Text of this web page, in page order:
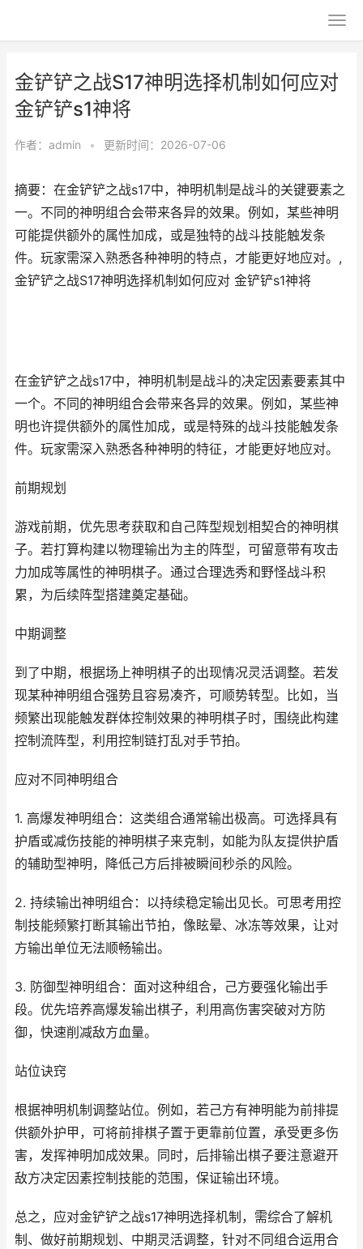
金铲铲之战S17神明选择机制如何应对
金铲铲s1神将
作者： admin • 更新时间：2026-07-06
摘要：在金铲铲之战s17中，神明机制是战斗的关键要素之
一。不同的神明组合会带来各异的效果。例如，某些神明
可能提供额外的属性加成，或是独特的战斗技能触发条
件。玩家需深入熟悉各种神明的特点，才能更好地应对。,
金铲铲之战S17神明选择机制如何应对 金铲铲s1神将
在金铲铲之战s17中，神明机制是战斗的决定因素要素其中
一个。不同的神明组合会带来各异的效果。例如，某些神
明也许提供额外的属性加成，或是特殊的战斗技能触发条
件。玩家需深入熟悉各种神明的特征，才能更好地应对。
前期规划
游戏前期，优先思考获取和自己阵型规划相契合的神明棋
子。若打算构建以物理输出为主的阵型，可留意带有攻击
力加成等属性的神明棋子。通过合理选秀和野怪战斗积
累，为后续阵型搭建奠定基础。
中期调整
到了中期，根据场上神明棋子的出现情况灵活调整。若发
现某种神明组合强势且容易凑齐，可顺势转型。比如，当
频繁出现能触发群体控制效果的神明棋子时，围绕此构建
控制流阵型，利用控制链打乱对手节拍。
应对不同神明组合
1. 高爆发神明组合：这类组合通常输出极高。可选择具有
护盾或减伤技能的神明棋子来克制，如能为队友提供护盾
的辅助型神明，降低己方后排被瞬间秒杀的风险。
2. 持续输出神明组合：以持续稳定输出见长。可思考用控
制技能频繁打断其输出节拍，像眩晕、冰冻等效果，让对
方输出单位无法顺畅输出。
3. 防御型神明组合：面对这种组合，己方要强化输出手
段。优先培养高爆发输出棋子，利用高伤害突破对方防
御，快速削减敌方血量。
站位诀窍
根据神明机制调整站位。例如，若己方有神明能为前排提
供额外护甲，可将前排棋子置于更靠前位置，承受更多伤
害，发挥神明加成效果。同时，后排输出棋子要注意避开
敌方决定因素控制技能的范围，保证输出环境。
总之，应对金铲铲之战s17神明选择机制，需综合了解机
制、做好前期规划、中期灵活调整，针对不同组合运用合